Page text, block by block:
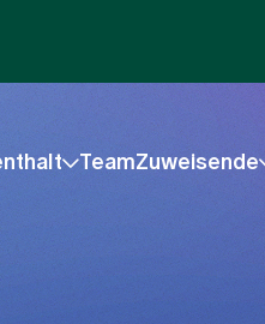
TeamZuweisende